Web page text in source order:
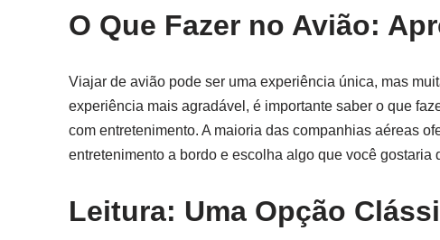
O Que Fazer no Avião:
Viajar de avião pode ser uma experiência única, mas
experiência mais agradável, é importante saber o que
com entretenimento. A maioria das companhias aéreas
entretenimento a bordo e escolha algo que você gostaria
Leitura: Uma Opção